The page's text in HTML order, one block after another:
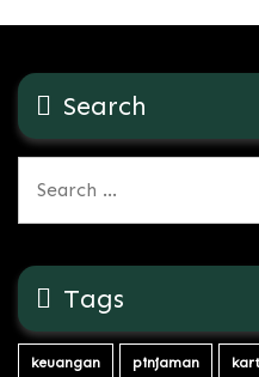
Search
for:
Tags
keuangan pinjaman